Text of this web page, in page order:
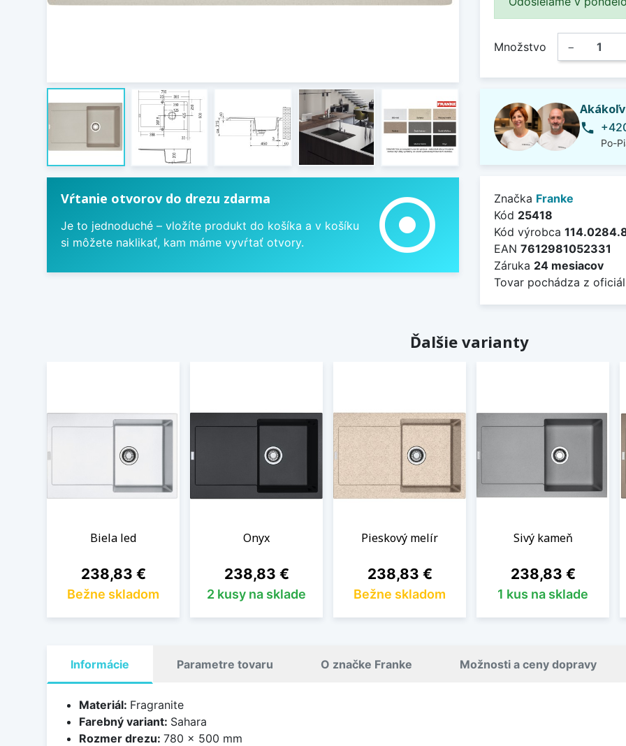
Vŕtanie otvorov do drezu zdarma
Je to jednoduché – vložíte produkt do košíka a v košíku
si môžete naklikať, kam máme vyvŕtať otvory.
adjust
Množstvo −
phone
Po-
Značka Franke
Kód 25418
Kód výrobca
EAN 7612981052331
Záruka 24 mesiacov
Tovar pochádza z
Ďalšie varianty
Biela led
Cena
238,83 €
Bežne skladom
Onyx
Cena
238,83 €
2 kusy na sklade
Pieskový melír
Cena
238,83 €
Bežne skladom
Sivý kameň
Cena
238,83 €
1 kus na sklade
Informácie Parametre tovaru O značke Franke Možnosti a ceny dopravy
Materiál: Fragranite
Farebný variant: Sahara
Rozmer drezu: 780 x 500 mm